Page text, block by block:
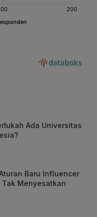
Ada Universitas
Aturan Baru Influencer
Tak Menyesatkan